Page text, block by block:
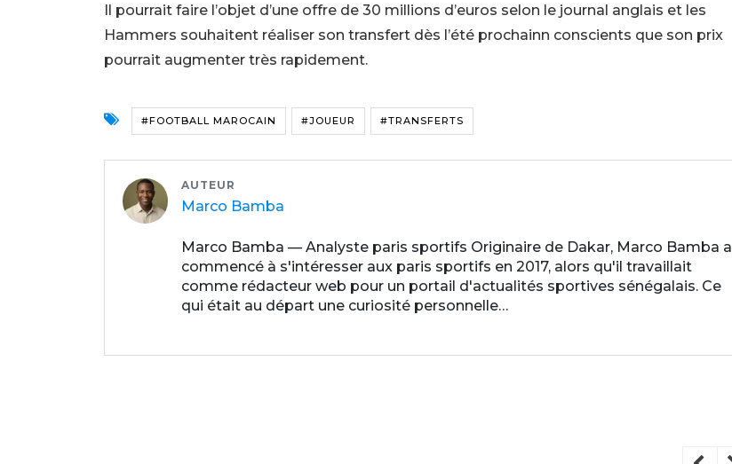
Il pourrait faire l’objet d’une offre de 30 millions d’euros selon le journal anglais et les
Hammers souhaitent réaliser son transfert dès l’été prochainn conscients que son prix
pourrait augmenter très rapidement.
#FOOTBALL MAROCAIN #JOUEUR #TRANSFERTS
AUTEUR
Marco Bamba
Marco Bamba — Analyste paris sportifs Originaire de Dakar, Marco Bamba a
commencé à s'intéresser aux paris sportifs en 2017, alors qu'il travaillait
comme rédacteur web pour un portail d'actualités sportives sénégalais. Ce
qui était au départ une curiosité personnelle…